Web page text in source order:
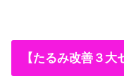
【たるみ改善３大